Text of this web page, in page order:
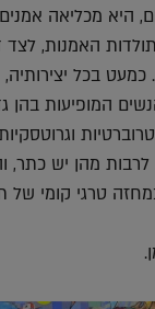
היא מכליאה אמנים
האמנות, לצד
בכל
המופיעות בהן
מהן יש כתר,
במחזה טרגי קומי